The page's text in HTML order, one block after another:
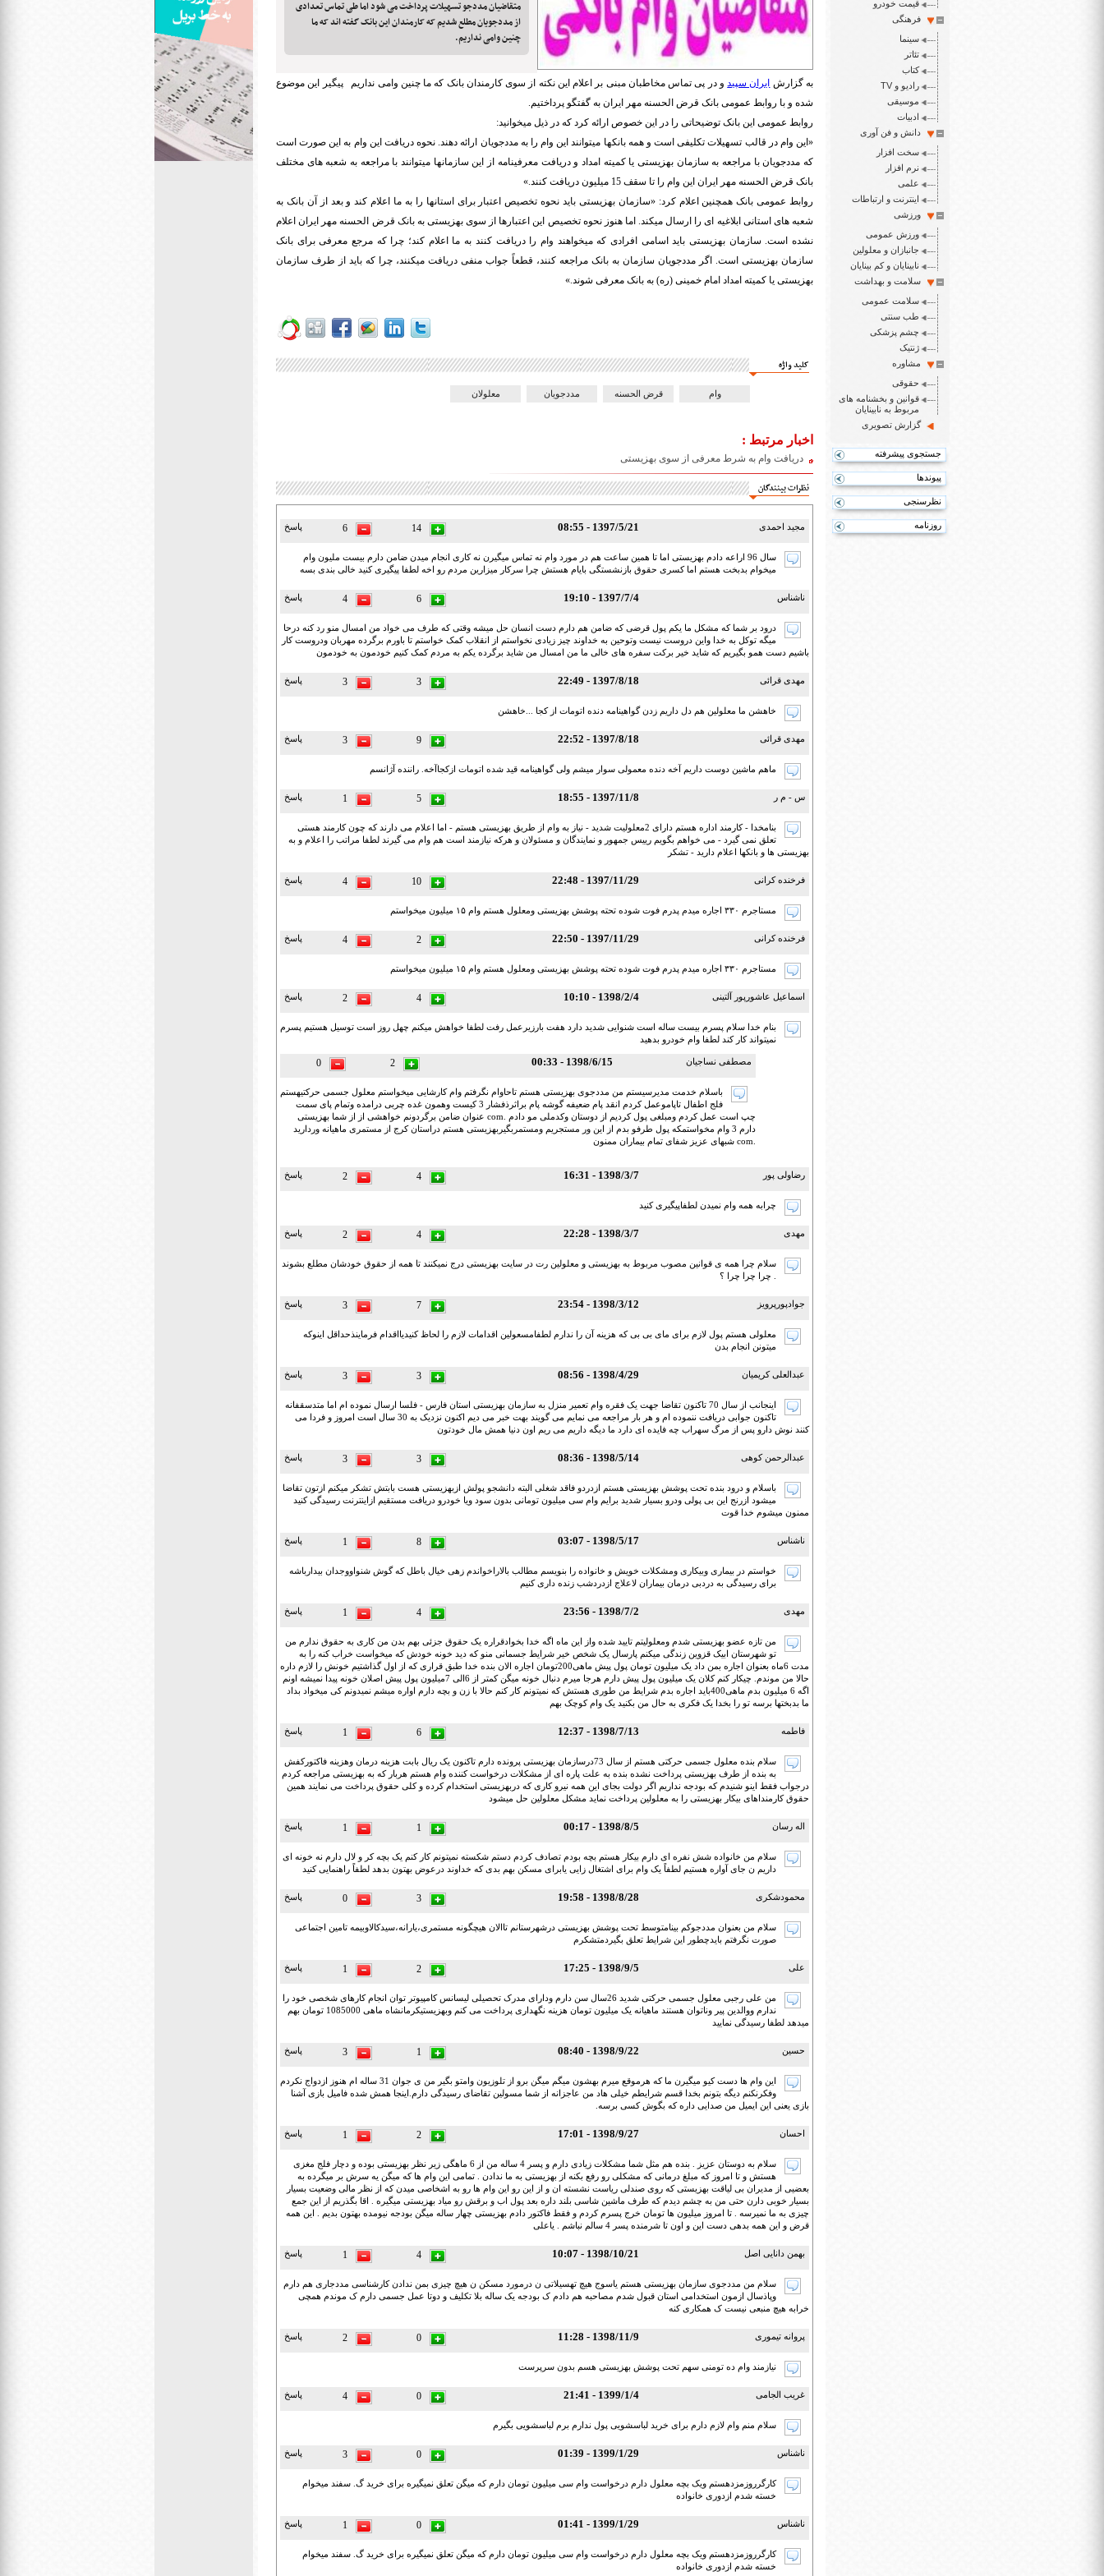
قیمت خودرو
فرهنگی
سینما
تئاتر
کتاب
رادیو و TV
موسیقی
ادبیات
دانش و فن آوری
سخت افزار
نرم افزار
علمی
اینترنت و ارتباطات
ورزشی
ورزش عمومی
جانبازان و معلولین
نابینایان و کم بینایان
سلامت و بهداشت
سلامت عمومی
طب سنتی
چشم پزشکی
ژنتیک
مشاوره
حقوقی
قوانین و بخشنامه های
مربوط به نابینایان
گزارش تصویری
جستجوی پیشرفته
پیوندها
نظرسنجی
روزنامه
متقاضیان مددجو تسهیلات پرداخت می شود اما طی تماس تعدادی
از مددجویان مطلع شدیم که کارمندان این بانک گفته اند که ما
چنین وامی نداریم.
به گزارش ایران سپیدو در پی تماس مخاطبان مبنی بر اعلام این نکته از سوی کارمندان بانک که ما چنین وامی نداریم پیگیر این موضوع
شده و با روابط عمومی بانک قرض الحسنه مهر ایران به گفتگو پرداختیم.
روابط عمومی این بانک توضیحاتی را در این خصوص ارائه کرد که در ذیل میخوانید:
«این وام در قالب تسهیلات تکلیفی است و همه بانکها میتوانند این وام را به مددجویان ارائه دهند. نحوه دریافت این وام به این صورت است
که مددجویان با مراجعه به سازمان بهزیستی یا کمیته امداد و دریافت معرفینامه از این سازمانها میتوانند با مراجعه به شعبه های مختلف
بانک قرض الحسنه مهر ایران این وام را تا سقف 15 میلیون دریافت کنند.»
روابط عمومی بانک همچنین اعلام کرد: «سازمان بهزیستی باید نحوه تخصیص اعتبار برای استانها را به ما اعلام کند و بعد از آن بانک به
شعبه های استانی ابلاغیه ای را ارسال میکند. اما هنوز نحوه تخصیص این اعتبارها از سوی بهزیستی به بانک قرض الحسنه مهر ایران اعلام
نشده است. سازمان بهزیستی باید اسامی افرادی که میخواهند وام را دریافت کنند به ما اعلام کند؛ چرا که مرجع معرفی برای بانک
سازمان بهزیستی است. اگر مددجویان سازمان به بانک مراجعه کنند، قطعاً جواب منفی دریافت میکنند، چرا که باید از طرف سازمان
بهزیستی یا کمیته امداد امام خمینی (ره) به بانک معرفی شوند.»
کلید واژه
وام قرض الحسنه مددجویان معلولان
اخبار مرتبط :
دریافت وام به شرط معرفی از سوی بهزیستی
نظرات بینندگان
مجید احمدی 1397/5/21 - 08:55
14
6 پاسخ
سال 96 اراعه دادم بهزیستی اما تا همین ساعت هم در مورد وام نه تماس میگیرن نه کاری انجام میدن ضامن دارم بیست ملیون وام
میخوام بدبخت هستم اما کسری حقوق بازنشستگی بایام هستش چرا سرکار میزارین مردم رو اخه لطفا پیگیری کنید خالی بندی بسه
ناشناس 1397/7/4 - 19:10
6
4 پاسخ
درود بر شما که مشکل ما یکم پول قرضی که ضامن هم دارم دست انسان حل میشه وقتی که طرف می خواد من امسال منو رد کنه درحا
میگه توکل به خدا واین دروست نیست وتوحین به خداوند چیز زیادی نخواستم از انقلاب کمک خواستم تا باورم برگرده مهربان ودروست کار
باشیم دست همو بگیریم که شاید خیر برکت سفره های خالی ما من امسال من شاید برگرده یکم به مردم کمک کنیم خودمون به خودمون
مهدی قرائی 1397/8/18 - 22:49
3
3 پاسخ
خاهشن ما معلولین هم دل داریم زدن گواهینامه دنده اتومات از کجا ...خاهشن
مهدی قرائی 1397/8/18 - 22:52
9
3 پاسخ
ماهم ماشین دوست داریم آخه دنده معمولی سوار میشم ولی گواهینامه قید شده اتومات ازکجاآخه. راننده آژانسم
س - م ر 1397/11/8 - 18:55
5
1 پاسخ
بنامخدا - کارمند اداره هستم دارای 2معلولیت شدید - نیاز به وام از طریق بهزیستی هستم - اما اعلام می دارند که چون کارمند هستی
تعلق نمی گیرد - می خواهم بگویم رییس جمهور و نمایندگان و مسئولان و هرکه نیازمند است هم وام می گیرند لطفا مراتب را اعلام و به
بهزیستی ها و بانکها اعلام دارید - تشکر
فرخنده کرانی 1397/11/29 - 22:48
10
4 پاسخ
مستاجرم ۳۳۰ اجاره میدم پدرم فوت شوده تحته پوشش بهزیستی ومعلول هستم وام ۱۵ میلیون میخواستم
فرخنده کرانی 1397/11/29 - 22:50
2
4 پاسخ
مستاجرم ۳۳۰ اجاره میدم پدرم فوت شوده تحته پوشش بهزیستی ومعلول هستم وام ۱۵ میلیون میخواستم
اسماعیل عاشورپور آلتینی 1398/2/4 - 10:10
4
2 پاسخ
بنام خدا سلام پسرم بیست ساله است شنوایی شدید دارد هفت بارزیرعمل رفت لطفا خواهش میکنم چهل روز است توسیل هستیم پسرم
نمیتواند کار کند لطفا وام خودرو بدهید
مصطفی نساجیان 1398/6/15 - 00:33
2
0
باسلام خدمت مدیرسیستم من مددجوی بهزیستی هستم تاحاوام نگرفتم وام کارشایی میخواستم معلول جسمی حرکتیهستم
فلج اطفال تاپاموعمل کردم انقد پام ضعیفه گوشه پام براثرذفشار 3 کیست وهمون غده چربی درامده وتمام پای سمت
چپ است عمل کردم ومبلغی پول کردیم از دوستان وکدملی مو دادم .com عنوان ضامن برگردونم خواهشی از از شما بهزیستی
دارم 3 وام مخواستمکه پول طرفو بدم از این ور مستجریم ومستمربگیربهزیستی هستم دراستان کرج از مستمری ماهیانه وردارید
رضاولی پور 1398/3/7 - 16:31
4
2 پاسخ
چرابه همه وام نمیدن لطفاپیگیری کنید
مهدی 1398/3/7 - 22:28
4
2 پاسخ
سلام چرا همه ی قوانین مصوب مربوط به بهزیستی و معلولین رت در سایت بهزیستی درج نمیکنند تا همه از حقوق خودشان مطلع بشوند
. چرا چرا چرا ؟
جوادپورپرویز 1398/3/12 - 23:54
7
3 پاسخ
معلولی هستم پول لازم برای مای بی بی که هزینه آن را ندارم لطفامسعولین اقدامات لازم را لحاظ کنیدیااقدام فرماینذحداقل اینوکه
میتونن انجام بدن
عبدالعلی کریمیان 1398/4/29 - 08:56
3
3 پاسخ
اینجانب از سال 70 تاکنون تقاضا جهت یک فقره وام تعمیر منزل به سازمان بهزیستی استان فارس - فلسا ارسال نموده ام اما متدسقفانه
تاکنون جوابی دریافت ننموده ام و هر بار مراجعه می نمایم می گویند بهت خبر می دیم اکنون نزدیک به 30 سال است امروز و فردا می
کنند نوش دارو پس از مرگ سهراب چه فایده ای دارد ما دیگه داریم می ریم اون دنیا همش مال خودتون
عبدالرحمن کوهی 1398/5/14 - 08:36
3
3 پاسخ
باسلام و درود بنده تحت پوشش بهزیستی هستم ازدردو فاقد شغلی البته دانشجو پولش ازبهزیستی هست بابتش تشکر میکنم ازتون تقاضا
میشود ازرنج این بی پولی ودرو بسیار شدید برایم وام سی میلیون تومانی بدون سود ویا خودرو دریافت مستقیم ازاینترنت رسیدگی کنید
ممنون میشوم خدا قوت
ناشناس 1398/5/17 - 03:07
8
1 پاسخ
خواستم در بیماری وبیکاری ومشکلات خویش و خانواده را بنویسم مطالب بالاراخواندم زهی خیال باطل که گوش شنواووجدان بیدارباشه
برای رسیدگی به دردبی درمان بیماران لاعلاج ازدردشب زنده داری کنیم
مهدی 1398/7/2 - 23:56
4
1 پاسخ
من تازه عضو بهزیستی شدم ومعلولیتم تایید شده واز این ماه اگه خدا بخوادقراره یک حقوق جزئی بهم بدن من کاری به حقوق ندارم من
تو شهرستان ابیک قزوین زندگی میکنم پارسال یک شخص خیر شرایط جسمانی منو که دید خونه خودش که میخواست خراب کنه را به
مدت 6ماه بعنوان اجاره بمن داد یک میلیون تومان پول پیش ماهی200تومان اجاره الان بنده خدا طبق قراری که از اول گذاشتیم خونش را لازم داره
حالا من موندم. چیکار کنم کلان یک میلیون پول پیش دارم هرجا میرم دنبال خونه میگن کمتر از 6الی 7میلیون پول پیش اصلان خونه پیدا نمیشه اونم
اگه 6 میلیون بدم ماهی400باید اجاره بدم شرایط من طوری هستش که نمیتونم کار کنم حالا با زن و بچه دارم اواره میشم نمیدونم کی میخواد بداد
ما بدبختها برسه تو را بخدا یک فکری به حال من بکنید یک وام کوچک بهم
فاطمه 1398/7/13 - 12:37
6
1 پاسخ
سلام بنده معلول جسمی حرکتی هستم از سال 73درسازمان بهزیستی پرونده دارم تاکنون یک ریال بابت هزینه درمان وهزینه فاکتورکفش
به بنده از طرف بهزیستی پرداخت نشده بنده به علت پاره ای از مشکلات درخواست کننده وام هستم هربار که به بهزیستی مراجعه کردم
درجواب فقط اینو شنیدم که بودجه نداریم اگر دولت بجای این همه نیرو کاری که دربهزیستی استخدام کرده و کلی حقوق پرداخت می نمایند همین
حقوق کارمنداهای بیکار بهزیستی را به معلولین پرداخت نماید مشکل معلولین حل میشود
اله رسان 1398/8/5 - 00:17
1
1 پاسخ
سلام من خانواده شش نفره ای دارم بیکار هستم بچه بودم تصادف کردم دستم شکسته نمیتونم کار کنم یک بچه کر و لال دارم نه خونه ای
داریم ن جای آواره هستیم لطفاً یک وام برای اشتغال زایی یابرای مسکن بهم بدی که خداوند درعوض بهتون بدهد لطفاً راهنمایی کنید
محمودشکری 1398/8/28 - 19:58
3
0 پاسخ
سلام من بعنوان مددجوکم بینامتوسط تحت پوشش بهزیستی درشهرستانم تاالان هیچگونه مستمری،یارانه،سیدکالاوبیمه تامین اجتماعی
صورت نگرفتم بایدچطور این شرایط تعلق بگیردمتشکرم
علی 1398/9/5 - 17:25
2
1 پاسخ
من علی رجبی معلول جسمی حرکتی شدید 26سال سن دارم ودارای مدرک تحصیلی لیسانس کامپیوتر توان انجام کارهای شخصی خود را
ندارم ووالدین پیر وناتوان هستند ماهیانه یک میلیون تومان هزینه نگهداری پرداخت می کنم وبهزیستیکرمانشاه ماهی 1085000 تومان بهم
میدهد لطفا رسیدگی نمایید
حسین 1398/9/22 - 08:40
1
3 پاسخ
این وام ها دست کیو میگیرن ما که هرموقع میرم بهشون میگم میگن برو از تلوزیون وامتو بگیر من ی جوان 31 ساله ام هنوز ازدواج نکردم
وفکرنکنم دیگه بتونم بخدا قسم شرایطم خیلی هاد من عاجزانه از شما مسولین تقاضای رسیدگی دارم.اینجا همش شده فامیل بازی آشنا
بازی یعنی این ایمیل من صدایی داره که بگوش کسی برسه.
احسان 1398/9/27 - 17:01
2
1 پاسخ
سلام به دوستان عزیز . بنده هم مثل شما مشکلات زیادی دارم و پسر 4 ساله من از 6 ماهگی زیر نظر بهزیستی بوده و دچار فلج مغزی
هستش و تا امروز که مبلغ درمانی که مشکلی رو رفع بکنه از بهزیستی به ما ندادن . تمامی این وام ها که میگن یه سرش بر میگرده به
بعضیی از مدیران بی لیاقت بهزیستی که روی صندلی ریاست نشسته ان و از این رو این وام ها رو به اشخاصی میدن که از نظر مالی وضعیت بسیار
بسیار خوبی دارن حتی من به چشم دیدم که طرف ماشین شاسی بلند داره بعد پول اب و برقش رو میاد بهزیستی میگیره . اقا بگذریم از این جمع
چیزی به ما نمیرسه . تا امروز میلیون ها تومان خرج پسرم کردم و فقط فاکتور دادم بهزیستی چهار ساله میگن بودجه نیومده بهتون بدیم . این همه
قرض و این همه بدهی دست این و اون تا شرمنده پسر 4 سالم نباشم . یاعلی
بهمن دانایی اصل 1398/10/21 - 10:07
4
1 پاسخ
سلام من مددجوی سازمان بهزیستی هستم یاسوج هیچ تهسیلاتی ن درمورد مسکن ن هیچ چیزی بمن ندادن کارشناسی مددجاری هم دارم
وپاذسال ازمون استخدامی استان قبول شدم مصاحبه هم دادم ک بودجه یک ساله بلا تکلیف و دوتا عمل جسمی دارم ک موندم همچی
خرابه هیچ منبعی نیست ک همکاری کنه
پروانه تیموری 1398/11/9 - 11:28
0
2 پاسخ
نیازمند وام ده تومنی سهم تحت پوشش بهزیستی هسم بدون سرپرست
غریب الجامی 1399/1/4 - 21:41
0
4 پاسخ
سلام منم وام لازم دارم برای خرید لباسشویی پول ندارم برم لباسشویی بگیرم
ناشناس 1399/1/29 - 01:39
0
3 پاسخ
کارگرروزمزدهستم ویک بچه معلول دارم درخواست وام سی میلیون تومان دارم که میگن تعلق نمیگیره برای خرید گ. سفند میخوام
خسته شدم ازدوری خانواده
ناشناس 1399/1/29 - 01:41
0
1 پاسخ
کارگرروزمزدهستم ویک بچه معلول دارم درخواست وام سی میلیون تومان دارم که میگن تعلق نمیگیره برای خرید گ. سفند میخوام
خسته شدم ازدوری خانواده